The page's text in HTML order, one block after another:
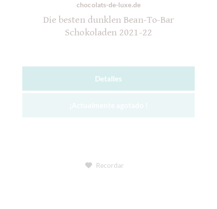
chocolats-de-luxe.de
Die besten dunklen Bean-To-Bar
Schokoladen 2021-22
Detalles
Recordar